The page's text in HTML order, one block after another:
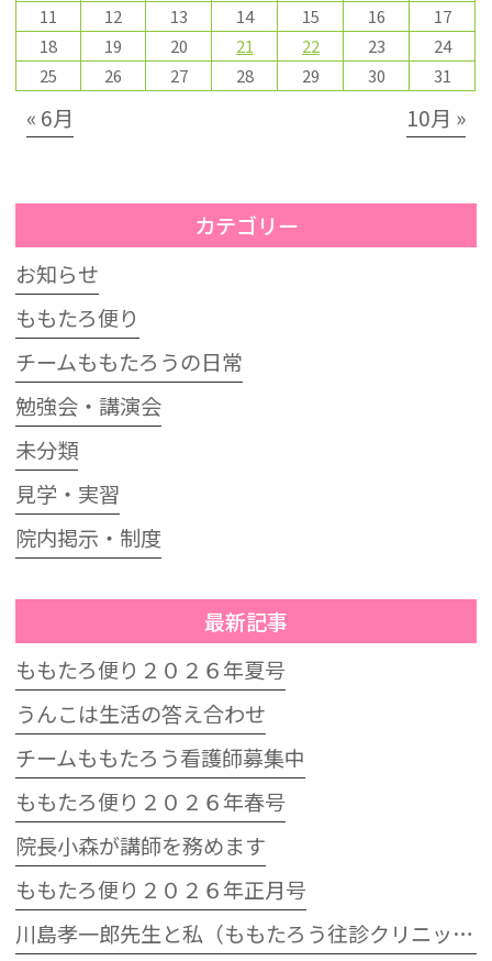
11 12 13 14 15 16
17
18
19 20 21 22 23
24
25
26 27 28 29 30 31
« 6月 10月 »
カテゴリー
お知らせ
ももたろ便り
チームももたろうの日常
勉強会・講演会
未分類
見学・実習
院内掲示・制度
最新記事
ももたろ便り２０２６年夏号
うんこは生活の答え合わせ
チームももたろう看護師募集中
ももたろ便り２０２６年春号
院長小森が講師を務めます
ももたろ便り２０２６年正月号
川島孝一郎先生と私（ももたろう往診クリニック開院15周年記念特別講演会）